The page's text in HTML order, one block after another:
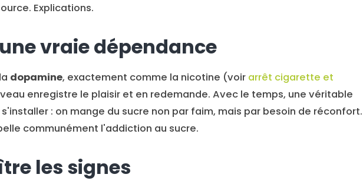
Explications.
vraie dépendance
dopamine, exactement comme la nicotine (voir arrêt cigarette et
enregistre le plaisir et en redemande. Avec le temps, une véritable
: on mange du sucre non par faim, mais par besoin de réconfort.
communément l'addiction au sucre.
les signes